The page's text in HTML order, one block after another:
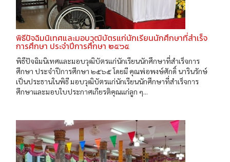
พิธีปัจฉิมนิเทศและมอบวุฒิบัตรแก่นักเรียนนักศึกษาที่สำเร็จ
การศึกษา ประจำปีการศึกษา ๒๕๖๕
พิธีปัจฉิมนิเทศและมอบวุฒิบัตรแก่นักเรียนนักศึกษาที่สำเร็จการ
ศึกษา ประจำปีการศึกษา ๒๕๖๕ โดยมี คุณพ่อพงษ์ศักดิ์ นารินรักษ์
เป็นประธานในพิธี มอบวุฒิบัตรแก่นักเรียนนักศึกษาที่สำเร็จการ
ศึกษาและมอบใบประกาศเกียรติคุณแก่ลูก ๆ...